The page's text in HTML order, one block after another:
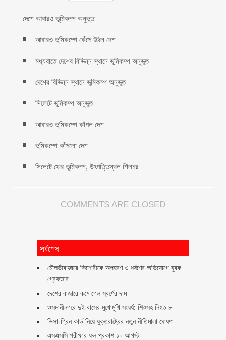
দেশে আবারও ভূমিকম্প অনুভূত
আবারও ভূমিকম্পে কেঁপে উঠল দেশ
মধ্যরাতে দেশের বিভিন্ন স্থানে ভূমিকম্প অনুভূত
দেশের বিভিন্ন স্থানে ভূমিকম্প অনুভূত
সিলেটে ভূমিকম্প অনুভূত
আবারও ভূমিকম্পে কাঁপল দেশ
ভূমিকম্পে কাঁপলো দেশ
সিলেটে ফের ভূমিকম্প, উৎপত্তিস্থল শিলচর
COMMENTS ARE CLOSED
সর্বশেষ
মৌলভীবাজারে কিশোরীকে অপহরণ ও ধর্ষণের অভিযোগে যুবক
গ্রেফতার
দেশের বাজারে কমে গেল স্বর্ণের দাম
ওসমানীনগরে দুই বাসের মুখোমুখি সংঘর্ষ: শিশুসহ নিহত ৮
ভিসা-গ্রিন কার্ড নিয়ে যুক্তরাষ্ট্রের নতুন নীতিমালা ঘোষণা
এসএসসি পরীক্ষার ফল প্রকাশ ১০ আগস্ট